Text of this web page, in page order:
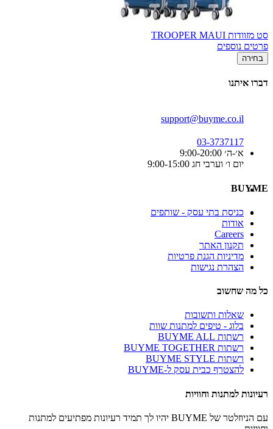
סט מזוודות TROOPER MAUI
פרטים נוספים
בחירה
דברו איתנו
support@buyme.co.il
03-3737117
א׳-ה׳ 9:00-20:00
יום ו׳ וערבי חג 9:00-15:00
BUYME
כניסת בתי עסק - שותפים
אודות
Careers
תקנון האתר
מדיניות הגנת פרטיות
הצהרת נגישות
כל מה שחשוב
שאלות ותשובות
בלוג - טיפים למתנות שוות
רשתות BUYME ALL
רשתות BUYME TOGETHER
רשתות BUYME STYLE
להצטרף כבית עסק ל-BUYME
רעיונות למתנות וחוויות
עם הניוזלטר של BUYME יהיו לך תמיד רעיונות מפתיעים למתנות